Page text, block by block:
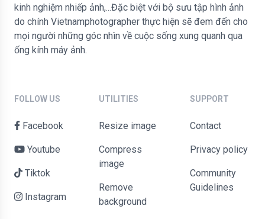
kinh nghiệm nhiếp ảnh,...Đặc biệt với bộ sưu tập hình ảnh
do chính Vietnamphotographer thực hiện sẽ đem đến cho
mọi người những góc nhìn về cuộc sống xung quanh qua
ống kính máy ảnh.
FOLLOW US
Facebook
Youtube
Tiktok
Instagram
UTILITIES
Resize image
Compress
image
Remove
background
SUPPORT
contact
Privacy policy
Community
Guidelines